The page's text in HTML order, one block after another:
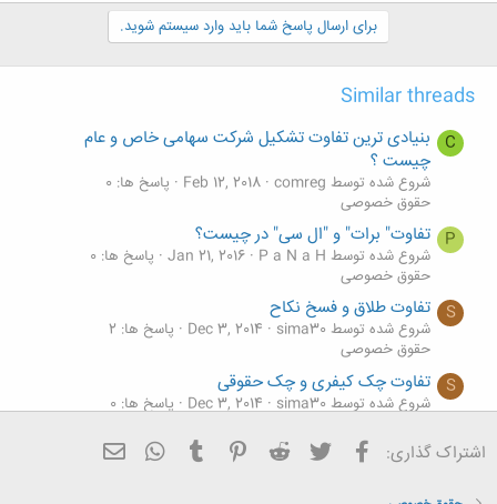
برای ارسال پاسخ شما باید وارد سیستم شوید.
Similar threads
C
بنیادی ترین تفاوت تشکیل شرکت سهامی خاص و عام
چیست ؟
شروع شده توسط comreg Feb 12, 2018
پاسخ ها: 0
حقوق خصوصی
P تفاوت" برات" و "ال سی" در چیست؟
شروع شده توسط P a N a H Jan 21, 2016 پاسخ ها: 0
حقوق خصوصی
S تفاوت طلاق و فسخ نکاح
شروع شده توسط sima30 Dec 3, 2014
پاسخ ها: 2
حقوق خصوصی
S تفاوت چک کیفری و چک حقوقی
شروع شده توسط sima30 Dec 3, 2014
پاسخ ها: 0
S تفاوت حقوقی دعاوی خلع ید و تخلیه ید
حقوق خصوصی
اشتراک گذاری: فیسبوک تویتر Reddit
Pinterest
Tumblr
WhatsApp